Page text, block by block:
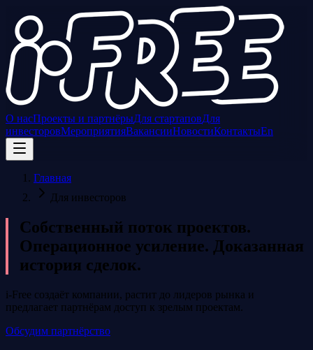
О насПроекты и партнёрыДля стартаповДля
инвесторовМероприятияВакансииНовостиКонтактыEn
Главная
Для инвесторов
Собственный поток проектов.
Операционное усиление. Доказанная
история сделок.
i-Free создаёт компании, растит до лидеров рынка и
предлагает партнёрам доступ к зрелым проектам.
Обсудим партнёрство